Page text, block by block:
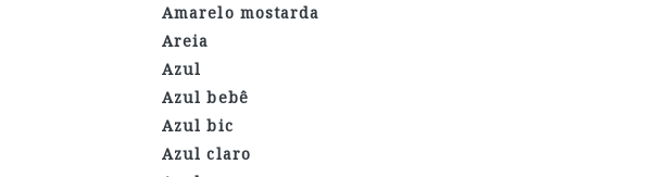
Amarelo mostarda
Areia
Azul
Azul bebê
Azul bic
Azul claro